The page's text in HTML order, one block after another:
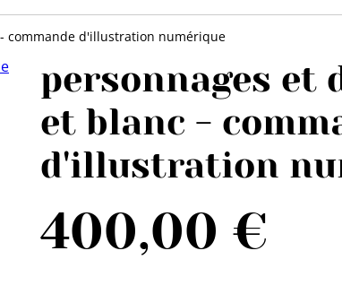
commande d'illustration numérique
personnages et
et blanc -
d'illustration
400,00 €